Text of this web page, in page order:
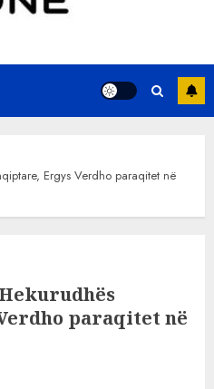
Ergys Verdho paraqitet në
paraqitet në